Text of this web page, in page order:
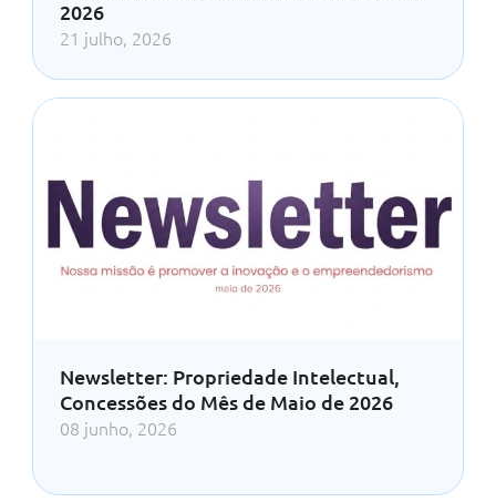
2026
21 julho, 2026
Newsletter: Propriedade Intelectual,
Concessões do Mês de Maio de 2026
08 junho, 2026